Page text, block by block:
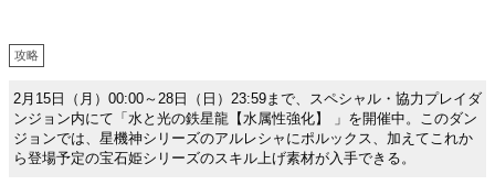
攻略
2月15日（月）00:00～28日（日）23:59まで、スペシャル・協力プレイダ
ンジョン内にて「水と光の鉄星龍【水属性強化】 」を開催中。このダン
ジョンでは、星機神シリーズのアルレシャにポルックス、加えてこれか
ら登場予定の宝石姫シリーズのスキル上げ素材が入手できる。